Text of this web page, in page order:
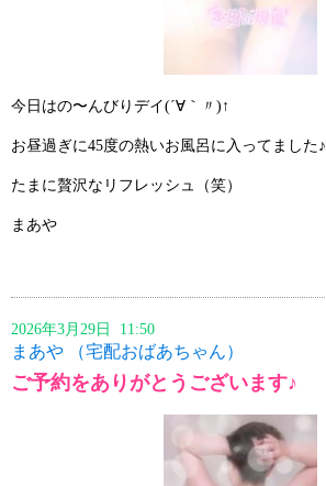
今日はの〜んびりデイ(´∀｀〃)↑
お昼過ぎに45度の熱いお風呂に入ってました♪
たまに贅沢なリフレッシュ（笑）
まあや
2026年3月29日 11:50
まあや （宅配おばあちゃん）
ご予約をありがとうございます♪